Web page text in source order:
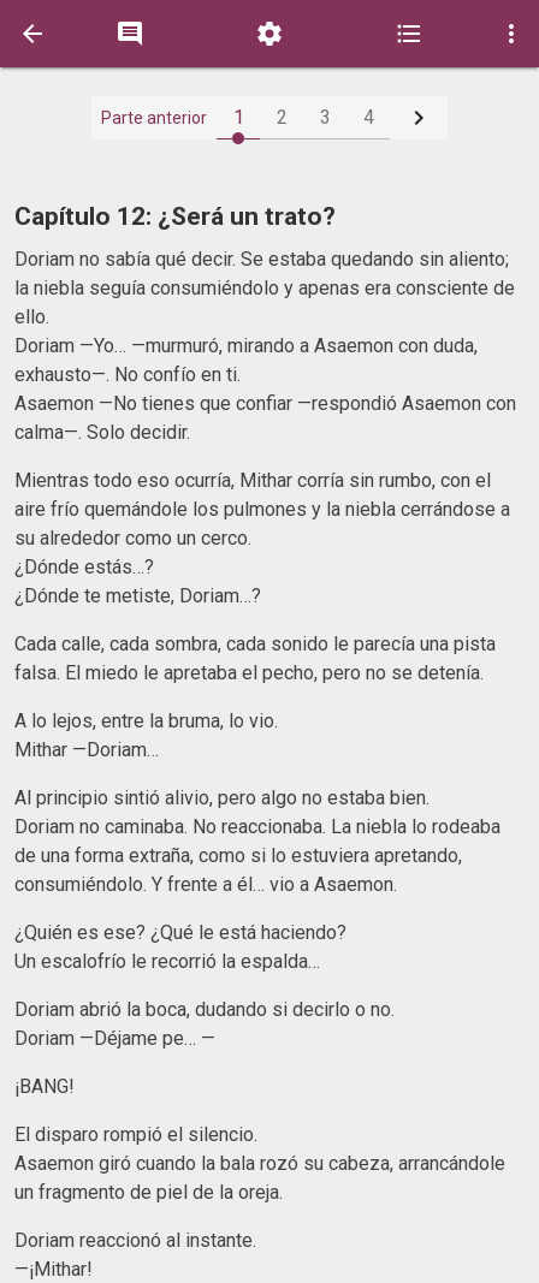
    
Parte anterior 1 2 3 4 
Capítulo 12: ¿Será un trato?
Doriam no sabía qué decir. Se estaba quedando sin aliento;
la niebla seguía consumiéndolo y apenas era consciente de
ello.
Doriam —Yo… —murmuró, mirando a Asaemon con duda,
exhausto—. No confío en ti.
Asaemon —No tienes que confiar —respondió Asaemon con
calma—. Solo decidir.
Mientras todo eso ocurría, Mithar corría sin rumbo, con el
aire frío quemándole los pulmones y la niebla cerrándose a
su alrededor como un cerco.
¿Dónde estás…?
¿Dónde te metiste, Doriam…?
Cada calle, cada sombra, cada sonido le parecía una pista
falsa. El miedo le apretaba el pecho, pero no se detenía.
A lo lejos, entre la bruma, lo vio.
Mithar —Doriam…
Al principio sintió alivio, pero algo no estaba bien.
Doriam no caminaba. No reaccionaba. La niebla lo rodeaba
de una forma extraña, como si lo estuviera apretando,
consumiéndolo. Y frente a él… vio a Asaemon.
¿Quién es ese? ¿Qué le está haciendo?
Un escalofrío le recorrió la espalda…
Doriam abrió la boca, dudando si decirlo o no.
Doriam —Déjame pe… —
¡BANG!
El disparo rompió el silencio.
Asaemon giró cuando la bala rozó su cabeza, arrancándole
un fragmento de piel de la oreja.
Doriam reaccionó al instante.
—¡Mithar!